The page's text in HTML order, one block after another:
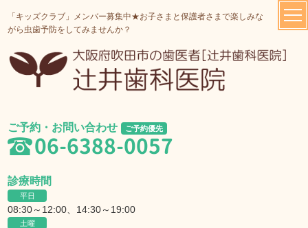
「キッズクラブ」メンバー募集中★お子さまと保護者さまで楽しみな
がら虫歯予防をしてみませんか？
ご予約・お問い合わせ ご予約優先
06-6388-0057
診療時間
平日
08:30～12:00、14:30～19:00
土曜